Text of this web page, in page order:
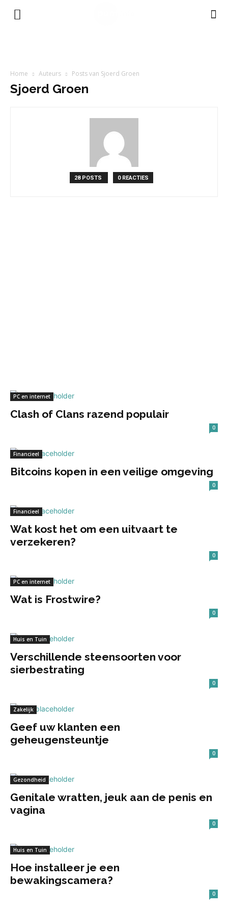
Home Auteurs Posts van Sjoerd Groen
Sjoerd Groen
28 POSTS 0 REACTIES
PC en internet
Clash of Clans razend populair
0
Financieel
Bitcoins kopen in een veilige omgeving
0
Financieel
Wat kost het om een uitvaart te
verzekeren?
0
PC en internet
Wat is Frostwire?
0
Huis en Tuin
Verschillende steensoorten voor
sierbestrating
0
Zakelijk
Geef uw klanten een
geheugensteuntje
0
Gezondheid
Genitale wratten, jeuk aan de penis en
vagina
0
Huis en Tuin
Hoe installeer je een
bewakingscamera?
0